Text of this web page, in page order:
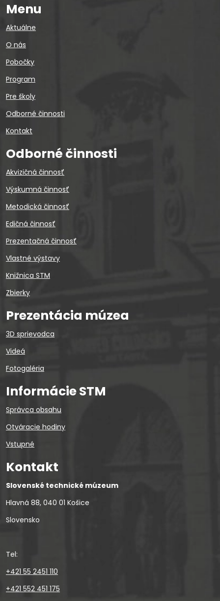
Menu
Aktuálne
O nás
Pobočky
Program
Pre školy
Odborné činnosti
Kontakt
Odborné činnosti
Akvizičná činnosť
Výskumná činnosť
Metodická činnosť
Edičná činnosť
Prezentačná činnosť
Vlastné výstavy
Knižnica STM
Zbierky
Prezentácia múzea
3D sprievodca
Videá
Fotogaléria
Informácie STM
Správca obsahu
Otváracie hodiny
Vstupné
Kontakt
Slovenské technické múzeum
Hlavná 88, 040 01 Košice
Slovensko
Tel:
+421 55 2451 110
+421 552 451 175